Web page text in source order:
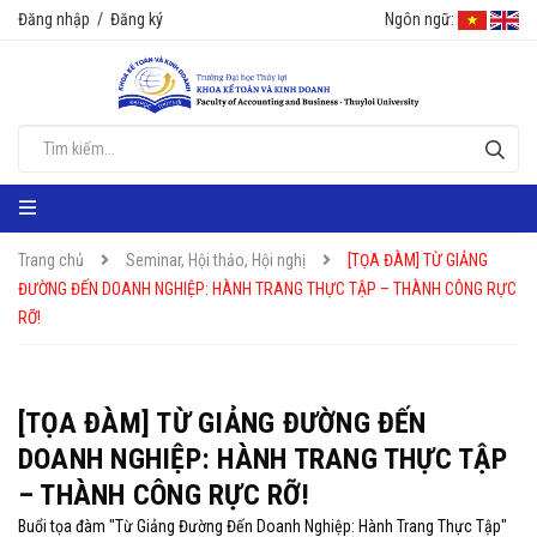
Đăng nhập / Đăng ký Ngôn ngữ:
Trang chủ Seminar, Hội thảo, Hội nghị
[TỌA ĐÀM] TỪ GIẢNG
ĐƯỜNG ĐẾN DOANH NGHIỆP: HÀNH TRANG THỰC TẬP – THÀNH CÔNG RỰC
RỠ!
[TỌA ĐÀM] TỪ GIẢNG ĐƯỜNG ĐẾN
DOANH NGHIỆP: HÀNH TRANG THỰC TẬP
– THÀNH CÔNG RỰC RỠ!
Buổi tọa đàm "Từ Giảng Đường Đến Doanh Nghiệp: Hành Trang Thực Tập"